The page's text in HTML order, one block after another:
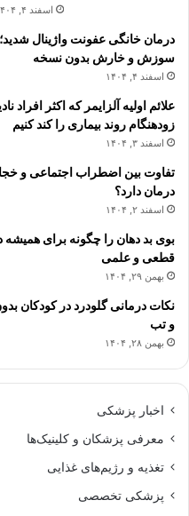
اسفند ۴, ۱۴۰۴
سوزش و خارش بدون نسخه
اسفند ۴, ۱۴۰۴
علائم اولیه آلزایمر که اکثر
زودهنگام روند بیماری را کند کنیم
اسفند ۳, ۱۴۰۴
تفاوت بین اضطراب اجتماعی و
درمان دارد؟
اسفند ۲, ۱۴۰۴
قطعی و علمی
بهمن ۲۹, ۱۴۰۴
نکات درمانی گلودرد در کودکان
و تب
بهمن ۲۸, ۱۴۰۴
اخبار پزشکی
معرفی پزشکان و کلینیک‌ها
تغذیه و رژیم‌های غذایی
پزشکی تخصصی